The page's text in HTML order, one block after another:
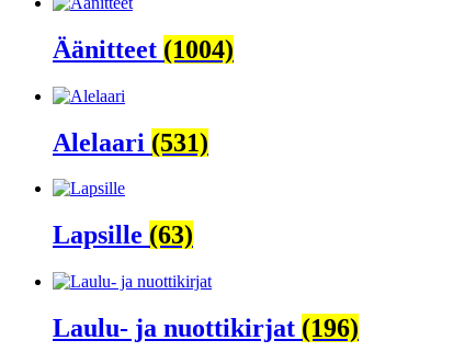
Äänitteet (1004)
Alelaari (531)
Lapsille (63)
Laulu- ja nuottikirjat (196)